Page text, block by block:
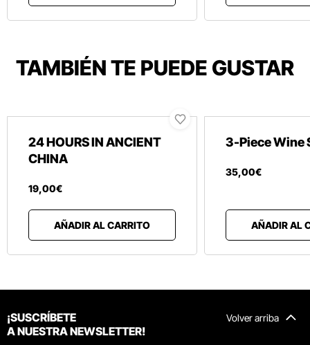
TAMBIÉN TE PUEDE GUSTAR
24 HOURS IN ANCIENT
CHINA
19,00€
AÑADIR AL CARRITO
3-Piece Wine
35,00€
AÑADIR AL
Volver arriba
¡SUSCRÍBETE
A NUESTRA NEWSLETTER!